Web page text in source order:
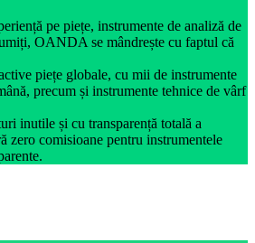
pe piețe, instrumente de analiză de
OANDA se mândrește cu faptul că
piețe globale, cu mii de instrumente
precum și instrumente tehnice de vârf
inutile și cu transparență totală a
comisioane pentru instrumentele